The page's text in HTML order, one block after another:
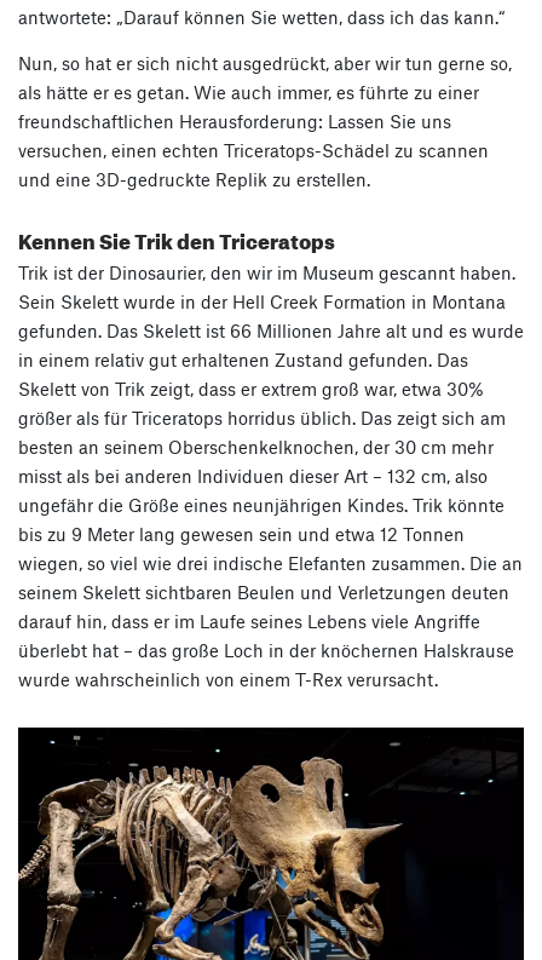
antwortete: „Darauf können Sie wetten, dass ich das kann.“
Nun, so hat er sich nicht ausgedrückt, aber wir tun gerne so,
als hätte er es getan. Wie auch immer, es führte zu einer
freundschaftlichen Herausforderung: Lassen Sie uns
versuchen, einen echten Triceratops-Schädel zu scannen
und eine 3D-gedruckte Replik zu erstellen.
Kennen Sie Trik den Triceratops
Trik ist der Dinosaurier, den wir im Museum gescannt haben.
Sein Skelett wurde in der Hell Creek Formation in Montana
gefunden. Das Skelett ist 66 Millionen Jahre alt und es wurde
in einem relativ gut erhaltenen Zustand gefunden. Das
Skelett von Trik zeigt, dass er extrem groß war, etwa 30%
größer als für Triceratops horridus üblich. Das zeigt sich am
besten an seinem Oberschenkelknochen, der 30 cm mehr
misst als bei anderen Individuen dieser Art – 132 cm, also
ungefähr die Größe eines neunjährigen Kindes. Trik könnte
bis zu 9 Meter lang gewesen sein und etwa 12 Tonnen
wiegen, so viel wie drei indische Elefanten zusammen. Die an
seinem Skelett sichtbaren Beulen und Verletzungen deuten
darauf hin, dass er im Laufe seines Lebens viele Angriffe
überlebt hat – das große Loch in der knöchernen Halskrause
wurde wahrscheinlich von einem T-Rex verursacht.